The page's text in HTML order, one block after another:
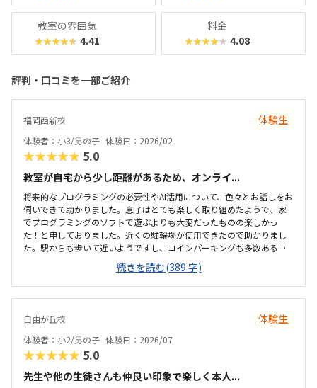
教室の雰囲気
★★★★★ 4.41
料金
★★★★★ 4.08
評判・口コミを一部ご紹介
福岡西新校 体験生
体験者：小3/男の子 体験日：2026/02
★★★★★ 5.0
教室が自宅から少し距離があるため、オンライ...
将来的なプログラミングの必要性やAI活用について、色々とお話しをお
伺いできて助かりました。息子はとても楽しく取り組めたようで、家
でプログラミングのソフトで遊ぶよりも大変だったものの楽しかっ
た！と申しておりました。近くの駐輪場が使用できたので助かりまし
た。駅からも歩いて近いようですし、コインパーキングも多数あるエ
リアですので、不便はないかと思います。文化センターの一室でした
が、待ち合いスペースも広く、受付の方もとても親切で特段問題あり
ません。相場を把握しておりませんが、他の習い事と比較しても妥当
な価格設定だと思います。先生がとても親切で優しい方でしたので、
めたようでした。保護者から見てもきちんと説明をしてくださり、他
のプログラミング教室とも比較されてくださいとおっしゃっていたの
で、その点も有り難く思いました。
続きを読む(389 字)
自由が丘校 体験生
体験者：小2/男の子 体験日：2026/07
★★★★★ 5.0
先生や他の生徒さんも仲良い印象で楽しく本人...